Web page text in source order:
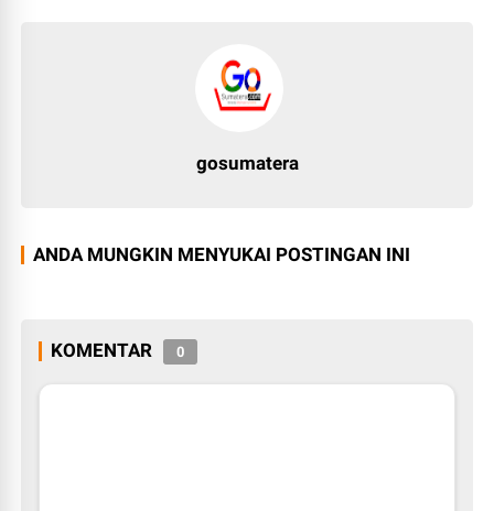
gosumatera
ANDA MUNGKIN MENYUKAI POSTINGAN INI
KOMENTAR 0